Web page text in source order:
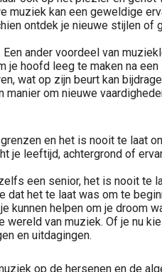
muziek kan een geweldige
ontdek je nieuwe stijlen of
ander voordeel van
je hoofd leeg te maken na
wat op zijn beurt kan
manier om nieuwe
en het is nooit te laat
leeftijd, achtergrond of
een senior, het is nooit te
dat het te laat was om te
helpen om je droom
wereld van muziek. Of je nu
en uitdagingen.
op de hersenen en de